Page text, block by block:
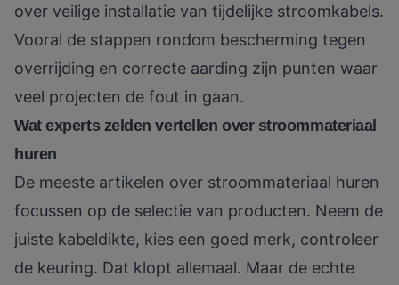
over veilige installatie van tijdelijke stroomkabels.
Vooral de stappen rondom bescherming tegen
overrijding en correcte aarding zijn punten waar
veel projecten de fout in gaan.
Wat experts zelden vertellen over stroommateriaal
huren
De meeste artikelen over stroommateriaal huren
focussen op de selectie van producten. Neem de
juiste kabeldikte, kies een goed merk, controleer
de keuring. Dat klopt allemaal. Maar de echte